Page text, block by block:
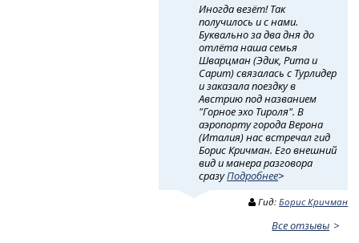
Иногда везёт! Так
получилось и с нами.
Буквально за два дня до
отлёта наша семья
Шварцман (Эдик, Рита и
Сарит) связалась с Турлидер
и заказала поездку в
Австрию под названием
"Горное эхо Тироля". В
аэропорту города Верона
(Италия) нас встречал гид
Борис Кричман. Его внешний
вид и манера разговора
сразуПодробнее>
Гид:Борис Кричман
Все отзывы